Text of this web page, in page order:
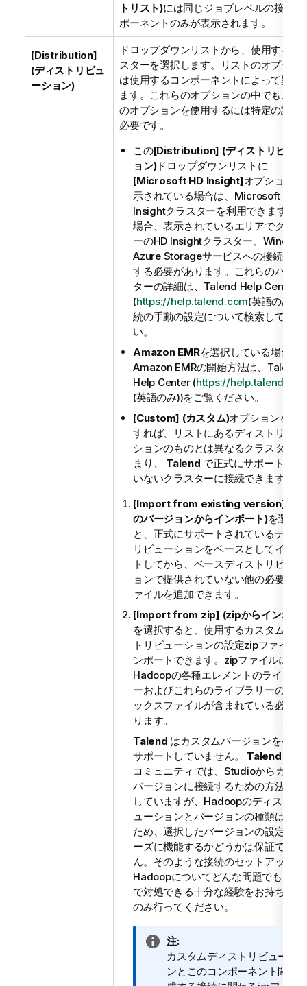
トリスト)には同じジョブレベルの接続コ
ポーネントのみが表示されます。
[Distribution]
(ディストリビュ
ーション)
ドロップダウンリストから、使用するク
スターを選択します。リストのオプショ
は使用するコンポーネントによって異な
ます。これらのオプションの中でも、以
のオプションを使用するには特定の設定
必要です。
この[Distribution] (ディストリビュ
ョン)ドロップダウンリストに
[Microsoft HD Insight]オプションが
示されている場合は、Microsoft HD
Insightクラスターを利用できます。
場合、表示されているエリアでクラス
ーのHD Insightクラスター、Windows
Azure Storageサービスへの接続を設
する必要があります。これらのパラメ
ターの詳細は、 Talend Help Center
(https://help.talend.com(英語のみ)
続の手動の設定について検索してくだ
い。
Amazon EMRを選択している場合、
Amazon EMRの開始方法は、 Talend
Help Center(https://help.talend.com
(英語のみ))をご覧ください。
[Custom] (カスタム)オプションを使
すれば、リストにあるディストリビュ
ションのものとは異なるクラスター、
まり、
Talend で正式にサポートされ
いないクラスターに接続できます。
[Import from existing version] (既
のバージョンからインポート)を選択
と、正式にサポートされているディ
リビューションをベースとしてイン
トしてから、ベースディストリビュ
ョンで提供されていない他の必要な
ァイルを追加できます。
[Import from zip] (zipからインポー
を選択すると、使用するカスタムデ
トリビューションの設定zipファイル
ンポートできます。zipファイルには
Hadoopの各種エレメントのライブラ
ーおよびこれらのライブラリーのイン
ックスファイルが含まれている必要
ります。
Talend はカスタムバージョンを公式
サポートしていません。
Talend
コミュニティでは、Studioからカス
バージョンに接続するための方法を紹
していますが、Hadoopのディストリ
ューションとバージョンの種類は幅
ため、選択したバージョンの設定がス
ーズに機能するかどうかは保証できま
ん。そのような接続のセットアップ
Hadoopについてどんな問題でもご自
で対処できる十分な経験をお持ちの場
のみ行ってください。
情
報
メ
注:
カスタムディストリビューシ
ンとこのコンポーネント間で